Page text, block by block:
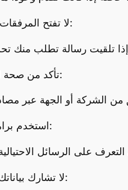
2. لا تفتح المرفقات المشبوهة:
3. تأكد من صحة المعلومات:
4. استخدم برامج الحماية:
5. لا تشارك بياناتك الشخصية: